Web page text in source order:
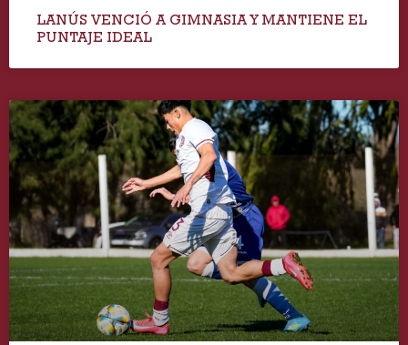
LANÚS VENCIÓ A GIMNASIA Y MANTIENE EL
PUNTAJE IDEAL